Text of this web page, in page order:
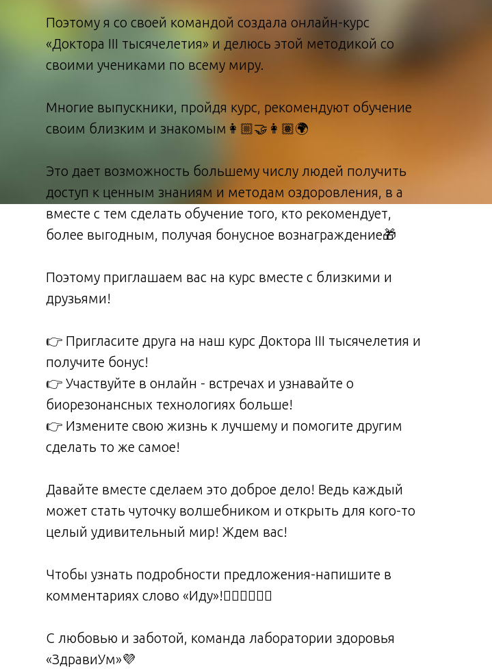
Поэтому я со своей командой создала онлайн-курс
«Доктора III тысячелетия» и делюсь этой методикой со
своими учениками по всему миру.
Многие выпускники, пройдя курс, рекомендуют обучение
своим близким и знакомым👩🏼‍🤝‍👩🏽🌍
Это дает возможность большему числу людей получить
доступ к ценным знаниям и методам оздоровления, в а
вместе с тем сделать обучение того, кто рекомендует,
более выгодным, получая бонусное вознаграждение🎁
Поэтому приглашаем вас на курс вместе с близкими и
друзьями!
👉 Пригласите друга на наш курс Доктора III тысячелетия и
получите бонус!
👉 Участвуйте в онлайн - встречах и узнавайте о
биорезонансных технологиях больше!
👉 Измените свою жизнь к лучшему и помогите другим
сделать то же самое!
Давайте вместе сделаем это доброе дело! Ведь каждый
может стать чуточку волшебником и открыть для кого-то
целый удивительный мир! Ждем вас!
Чтобы узнать подробности предложения-напишите в
комментариях слово «Иду»!👇🏻👇🏻👇🏻
С любовью и заботой, команда лаборатории здоровья
«ЗдравиУм»💜